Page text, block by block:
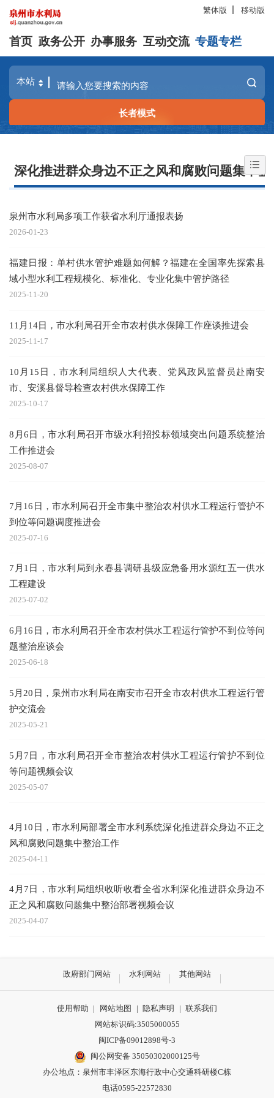
繁体版 移动版
首页 政务公开 办事服务 互动交流 专题专栏
长者模式
深化推进群众身边不正之风和腐败问题集中整
泉州市水利局多项工作获省水利厅通报表扬
2026-01-23
福建日报：单村供水管护难题如何解？福建在全国率先探索县
域小型水利工程规模化、标准化、专业化集中管护路径
2025-11-20
11月14日，市水利局召开全市农村供水保障工作座谈推进会
2025-11-17
10月15日，市水利局组织人大代表、党风政风监督员赴南安
市、安溪县督导检查农村供水保障工作
2025-10-17
8月6日，市水利局召开市级水利招投标领域突出问题系统整治
工作推进会
2025-08-07
7月16日，市水利局召开全市集中整治农村供水工程运行管护不
到位等问题调度推进会
2025-07-16
7月1日，市水利局到永春县调研县级应急备用水源红五一供水
工程建设
2025-07-02
6月16日，市水利局召开全市农村供水工程运行管护不到位等问
题整治座谈会
2025-06-18
5月20日，泉州市水利局在南安市召开全市农村供水工程运行管
护交流会
2025-05-21
5月7日，市水利局召开全市整治农村供水工程运行管护不到位
等问题视频会议
2025-05-07
4月10日，市水利局部署全市水利系统深化推进群众身边不正之
风和腐败问题集中整治工作
2025-04-11
4月7日，市水利局组织收听收看全省水利深化推进群众身边不
正之风和腐败问题集中整治部署视频会议
2025-04-07
政府部门网站 水利网站 其他网站
使用帮助 | 网站地图 | 隐私声明 | 联系我们
网站标识码:3505000055
闽ICP备09012898号-3
闽公网安备 35050302000125号
办公地点：泉州市丰泽区东海行政中心交通科研楼C栋
电话0595-22572830